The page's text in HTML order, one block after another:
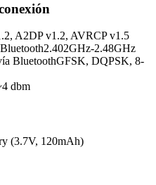
A2DP v1.2, AVRCP v1.5
2.402GHz-2.48GHz
BluetoothGFSK, DQPSK, 8-
dbm
(3.7V, 120mAh)